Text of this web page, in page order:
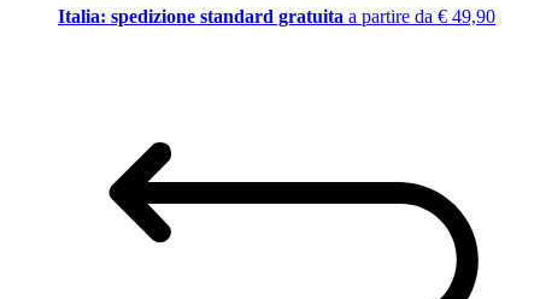
Italia: spedizione standard gratuita a partire da € 49,90